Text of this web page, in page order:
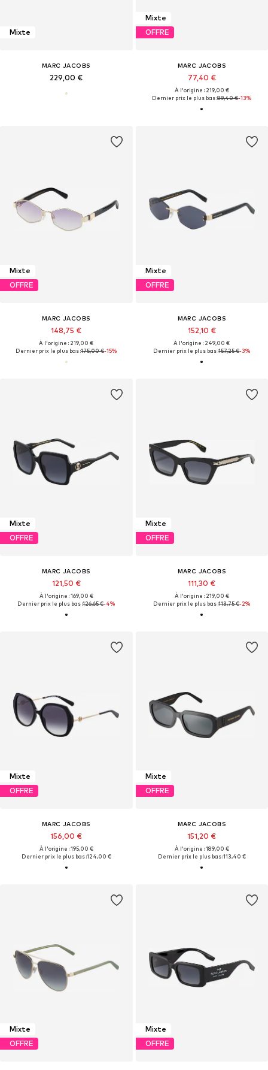
Mixte
MARC JACOBS
229,00 €
Mixte
OFFRE
MARC JACOBS
77,40 €
À l'origine : 219,00 €
Dernier prix le plus bas :89,40 €-13%
Mixte
OFFRE
MARC JACOBS
148,75 €
À l'origine : 219,00 €
Dernier prix le plus bas :175,00 €-15%
Mixte
OFFRE
MARC JACOBS
152,10 €
À l'origine : 249,00 €
Dernier prix le plus bas :157,25 €-3%
Mixte
OFFRE
MARC JACOBS
121,50 €
À l'origine : 169,00 €
Dernier prix le plus bas :126,65 €-4%
Mixte
OFFRE
MARC JACOBS
111,30 €
À l'origine : 219,00 €
Dernier prix le plus bas :113,75 €-2%
Mixte
OFFRE
MARC JACOBS
156,00 €
À l'origine : 195,00 €
Dernier prix le plus bas :124,00 €
Mixte
OFFRE
MARC JACOBS
151,20 €
À l'origine : 189,00 €
Dernier prix le plus bas :113,40 €
Mixte
OFFRE
Mixte
OFFRE